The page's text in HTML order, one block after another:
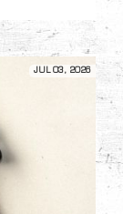
JUL 03, 2026